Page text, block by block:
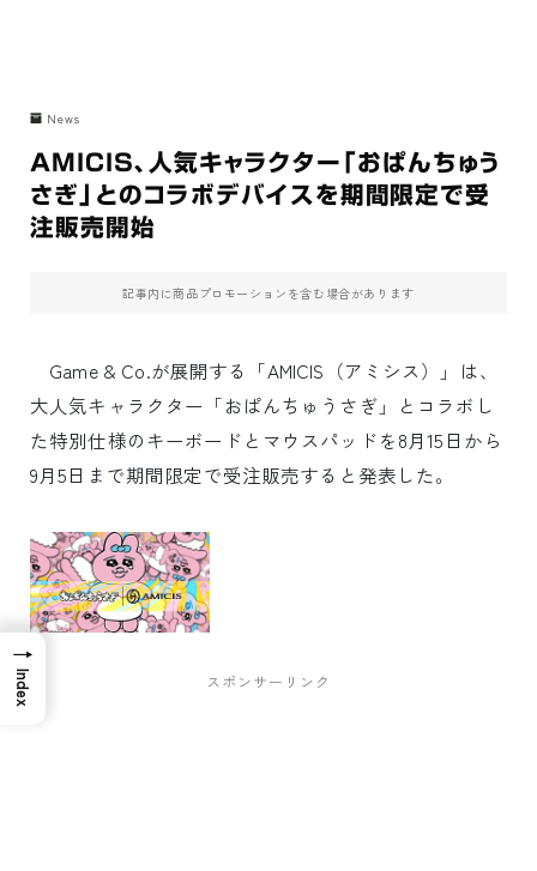
News
AMICIS、人気キャラクター「おぱんちゅう
さぎ」とのコラボデバイスを期間限定で受
注販売開始
記事内に商品プロモーションを含む場合があります
Game & Co.が展開する「AMICIS（アミシス）」は、
大人気キャラクター「おぱんちゅうさぎ」とコラボし
た特別仕様のキーボードとマウスパッドを8月15日から
9月5日まで期間限定で受注販売すると発表した。
スポンサーリンク
→
Index